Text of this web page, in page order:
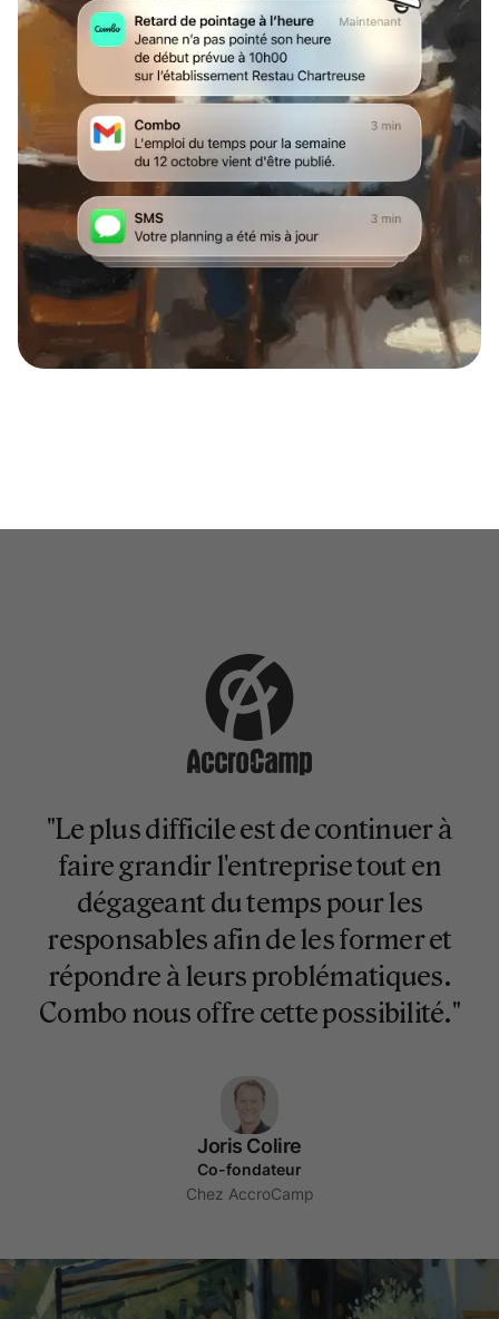
"Le plus difficile est de continuer à
faire grandir l'entreprise tout en
dégageant du temps pour les
responsables afin de les former et
répondre à leurs problématiques.
Combo nous offre cette possibilité."
Joris Colire
Co-fondateur
Chez AccroCamp